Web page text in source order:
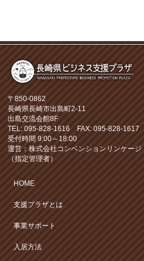
〒850-0862
長崎県長崎市出島町2-11
出島交流会館8F
TEL: 095-828-1616 FAX: 095-828-1617
受付時間 9:00～18:00
運営：株式会社コンベンションリンケージ
（指定管理者）
HOME
支援プラザとは
事業サポート
入居方法